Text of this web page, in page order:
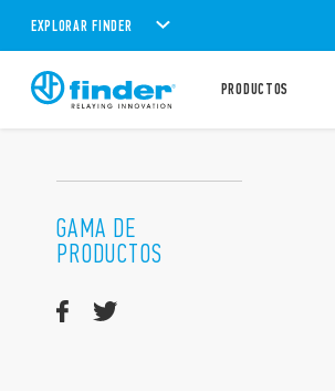
EXPLORAR FINDER
PRODUCTOS
GAMA DE
PRODUCTOS